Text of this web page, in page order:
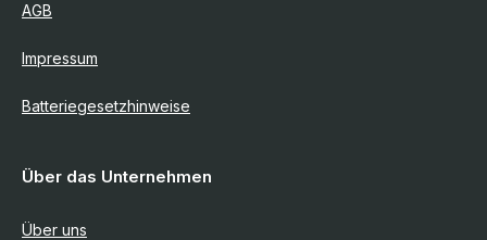
AGB
Impressum
Batteriegesetzhinweise
Über das Unternehmen
Über uns